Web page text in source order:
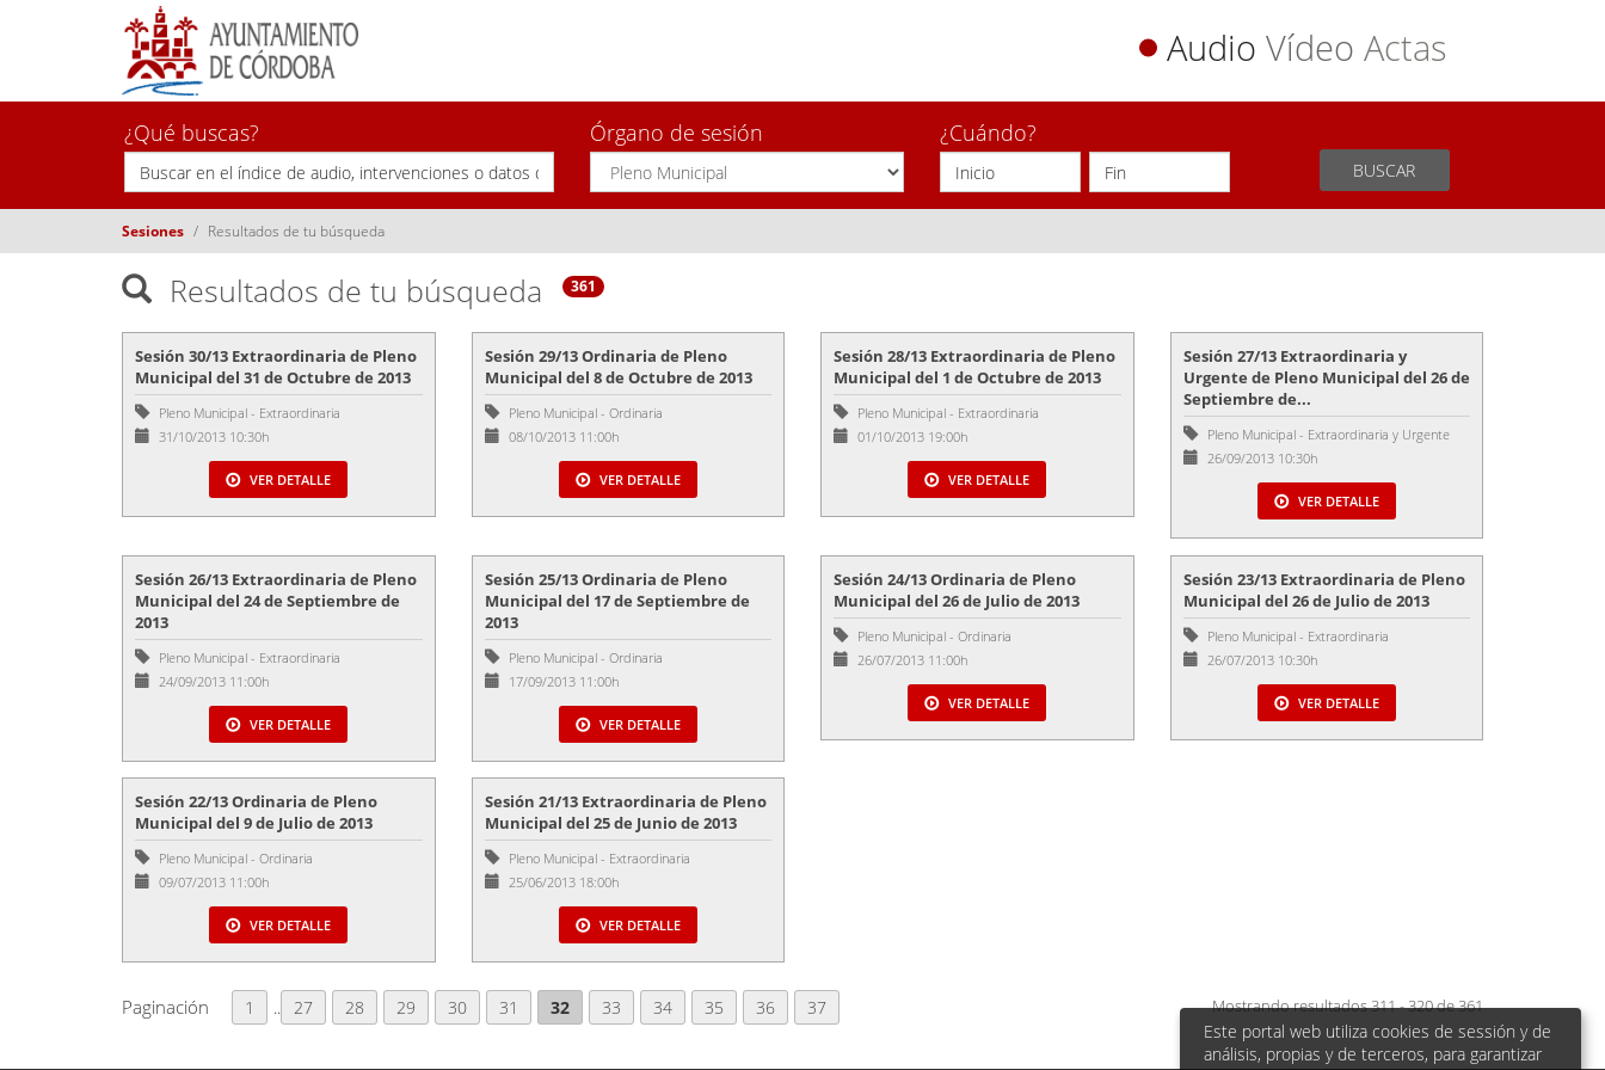
Audio Vídeo Actas
¿Qué buscas? Órgano de sesión ¿Cuándo?
BUSCAR
Sesiones Resultados de tu búsqueda
Resultados de tu búsqueda 361
Sesión 30/13 Extraordinaria de Pleno
Municipal del 31 de Octubre de 2013
Pleno Municipal - Extraordinaria
31/10/2013 10:30h
VER DETALLE
Sesión 29/13 Ordinaria de Pleno
Municipal del 8 de Octubre de 2013
Pleno Municipal - Ordinaria
08/10/2013 11:00h
VER DETALLE
Sesión 28/13 Extraordinaria de Pleno
Municipal del 1 de Octubre de 2013
Pleno Municipal - Extraordinaria
01/10/2013 19:00h
VER DETALLE
Sesión 27/13 Extraordinaria y
Urgente de Pleno Municipal del 26 de
Septiembre de...
Pleno Municipal - Extraordinaria y Urgente
26/09/2013 10:30h
VER DETALLE
Sesión 26/13 Extraordinaria de Pleno
Municipal del 24 de Septiembre de
2013
Pleno Municipal - Extraordinaria
24/09/2013 11:00h
VER DETALLE
Sesión 25/13 Ordinaria de Pleno
Municipal del 17 de Septiembre de
2013
Pleno Municipal - Ordinaria
17/09/2013 11:00h
VER DETALLE
Sesión 24/13 Ordinaria de Pleno
Municipal del 26 de Julio de 2013
Pleno Municipal - Ordinaria
26/07/2013 11:00h
VER DETALLE
Sesión 23/13 Extraordinaria de Pleno
Municipal del 26 de Julio de 2013
Pleno Municipal - Extraordinaria
26/07/2013 10:30h
VER DETALLE
Sesión 22/13 Ordinaria de Pleno
Municipal del 9 de Julio de 2013
Pleno Municipal - Ordinaria
09/07/2013 11:00h
VER DETALLE
Sesión 21/13 Extraordinaria de Pleno
Municipal del 25 de Junio de 2013
Pleno Municipal - Extraordinaria
25/06/2013 18:00h
VER DETALLE
Paginación 1 .. 27 28 29 30 31 32 33 34 35 36 37 Mostrando resultados 311 - 320 de 361
Este portal web utiliza cookies de sessión y de
análisis, propias y de terceros, para garantizar